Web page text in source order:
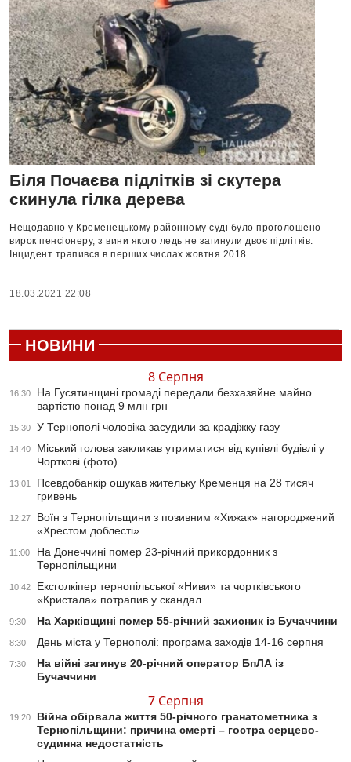
Біля Почаєва підлітків зі скутера
скинула гілка дерева
Нещодавно у Кременецькому районному суді було проголошено
вирок пенсіонеру, з вини якого ледь не загинули двоє підлітків.
Інцидент трапився в перших числах жовтня 2018...
18.03.2021 22:08
НОВИНИ
8 Серпня
16:30
На Гусятинщині громаді передали безхазяйне майно
вартістю понад 9 млн грн
15:30 У Тернополі чоловіка засудили за крадіжку газу
14:40
Міський голова закликав утриматися від купівлі будівлі у
Чорткові (фото)
13:01
Псевдобанкір ошукав жительку Кременця на 28 тисяч
гривень
12:27
Воїн з Тернопільщини з позивним «Хижак» нагороджений
«Хрестом доблесті»
11:00
На Донеччині помер 23-річний прикордонник з
Тернопільщини
10:42
Ексголкіпер тернопільської «Ниви» та чортківського
«Кристала» потрапив у скандал
9:30 На Харківщині помер 55-річний захисник із Бучаччини
8:30 День міста у Тернополі: програма заходів 14-16 серпня
7:30
На війні загинув 20-річний оператор БпЛА із
Бучаччини
7 Серпня
19:20
Війна обірвала життя 50-річного гранатометника з
Тернопільщини: причина смерті – гостра серцево-
судинна недостатність